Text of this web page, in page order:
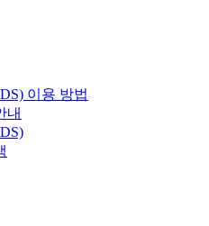
이용 방법
내